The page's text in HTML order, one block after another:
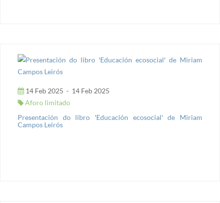
14 Feb 2025 - 14 Feb 2025
Aforo limitado
Presentación do libro 'Educación ecosocial' de Miriam
Campos Leirós